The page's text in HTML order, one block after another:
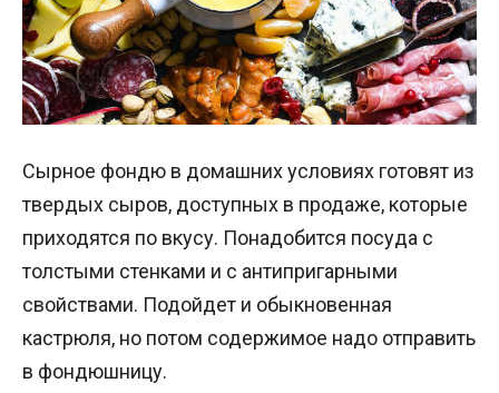
Сырное фондю в домашних условиях готовят из
твердых сыров, доступных в продаже, которые
приходятся по вкусу. Понадобится посуда с
толстыми стенками и с антипригарными
свойствами. Подойдет и обыкновенная
кастрюля, но потом содержимое надо отправить
в фондюшницу.